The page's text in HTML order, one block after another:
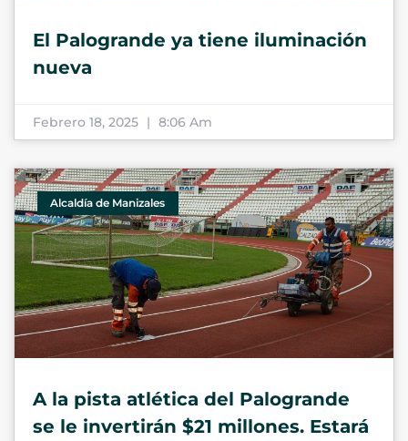
El Palogrande ya tiene iluminación
nueva
Febrero 18, 2025 8:06 Am
Alcaldía de Manizales
A la pista atlética del Palogrande
se le invertirán $21 millones. Estará